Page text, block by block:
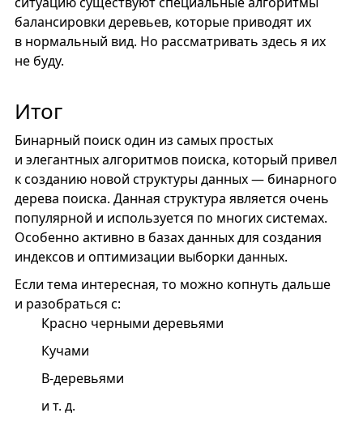
балансировки деревьев, которые приводят их
в нормальный вид. Но рассматривать здесь я их
не буду.
Итог
Бинарный поиск один из самых простых
и элегантных алгоритмов поиска, который привел
к созданию новой структуры данных — бинарного
дерева поиска. Данная структура является очень
популярной и используется по многих системах.
Особенно активно в базах данных для создания
индексов и оптимизации выборки данных.
Если тема интересная, то можно копнуть дальше
и разобраться с:
Красно черными деревьями
Кучами
B-деревьями
и т. д.